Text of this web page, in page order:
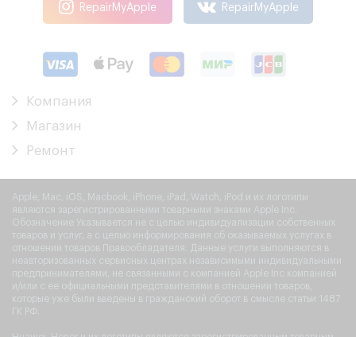
RepairMyApple RepairMyApple
Компания
Магазин
Ремонт
Apple, Mac, iOS, Macbook, iPhone, iPad, Watch, iPod и их логотипы
являются зарегистрированными товарными знаками Apple Inc.
Обозначение Указывается не с целью индивидуализации собственных
товаров и услуг, а с целью информирования об оказываемых услугах в
отношении товаров Правообладателя. Данные услуги выполняются в
неавторизованных сервисных центрах независимыми индивидуальными
предпринимателями, не связанными с компанией Apple Inc компанией
и/или с ее официальными представителями в отношении товаров,
которые уже были введены в гражданский оборот в смысле статьи 1487
ГК РФ.